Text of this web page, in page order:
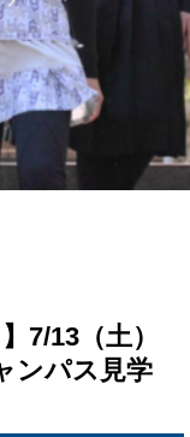
7/13（土）
ンパス見学